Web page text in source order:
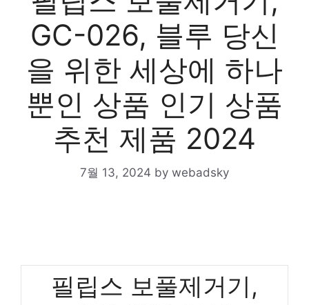
GC-026, 블루 당신
을 위한 세상에 하나
뿐인 상품 인기 상품
추천 제품 2024
7월 13, 2024 by webadsky
필립스 보풀제거기,